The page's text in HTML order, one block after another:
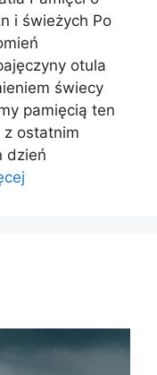
i świeżych Po
otula
świecy
pamięcią ten
z ostatnim
dzień